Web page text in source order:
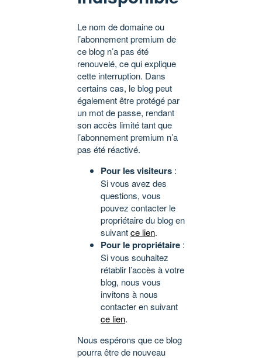
Le nom de domaine ou
l’abonnement premium de
ce blog n’a pas été
renouvelé, ce qui explique
cette interruption. Dans
certains cas, le blog peut
également être protégé par
un mot de passe, rendant
son accès limité tant que
l’abonnement premium n’a
pas été réactivé.
Pour les visiteurs :
Si vous avez des
questions, vous
pouvez contacter le
propriétaire du blog en
suivantce lien.
Pour le propriétaire :
Si vous souhaitez
rétablir l’accès à votre
blog, nous vous
invitons à nous
contacter en suivant
ce lien.
Nous espérons que ce blog
pourra être de nouveau